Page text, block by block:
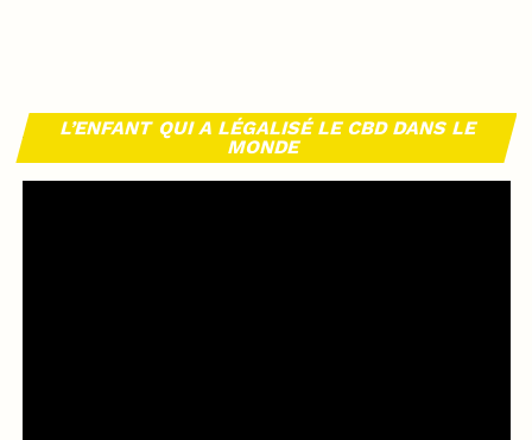
L’ENFANT QUI A LÉGALISÉ LE CBD DANS LE
MONDE